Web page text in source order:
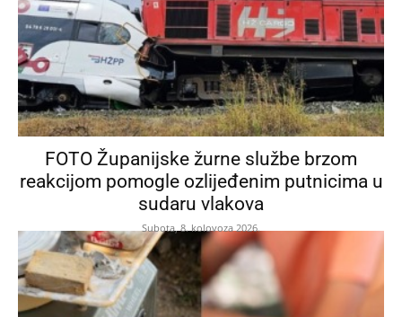
FOTO Županijske žurne službe brzom
reakcijom pomogle ozlijeđenim putnicima u
sudaru vlakova
Subota, 8. kolovoza 2026.